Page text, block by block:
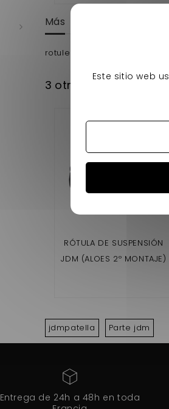
Más
rotule de suspension jdm
3 otros productos en
RÓTULA DE SUSPENSIÓN
JDM (ALOES 2º MONTAJE)
jdmpatella Parte jdm
Entrega de 24h a 48h en toda
Este sitio web